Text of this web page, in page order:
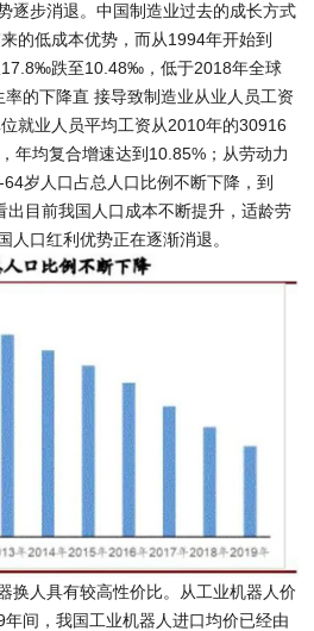
步消退。中国制造业过去的成长方式
的低成本优势，而从1994年开始到
17.8‰跌至10.48‰，低于2018年全球
的下降直 接导致制造业从业人员工资
就业人员平均工资从2010年的30916
年均复合增速达到10.85%；从劳动力
岁人口占总人口比例不断下降，到
目前我国人口成本不断提升，适龄劳
人口红利优势正在逐渐消退。
人具有较高性价比。从工业机器人价
间，我国工业机器人进口均价已经由